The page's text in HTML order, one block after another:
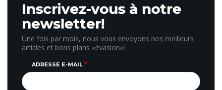
Inscrivez-vous à notre
newsletter!
Une fois par mois, nous vous envoyons nos meilleurs
articles et bons plans «évasion»!
ADRESSE E-MAIL